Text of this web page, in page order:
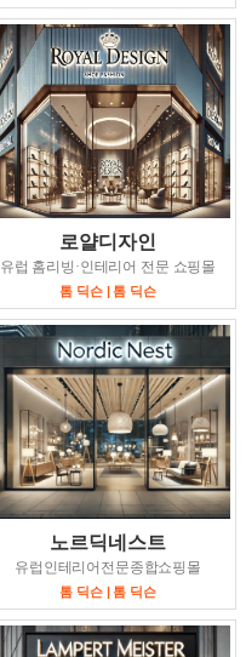
로얄디자인
유럽 홈리빙·인테리어 전문 쇼핑몰
톰 딕슨 | 톰 딕슨
노르딕네스트
유럽인테리어전문종합쇼핑몰
톰 딕슨 | 톰 딕슨